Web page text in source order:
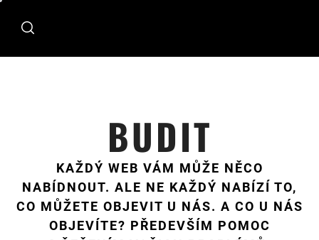
BUDIT
KAŽDÝ WEB VÁM MŮŽE NĚCO
NABÍDNOUT. ALE NE KAŽDÝ NABÍZÍ TO,
CO MŮŽETE OBJEVIT U NÁS. A CO U NÁS
OBJEVÍTE? PŘEDEVŠÍM POMOC